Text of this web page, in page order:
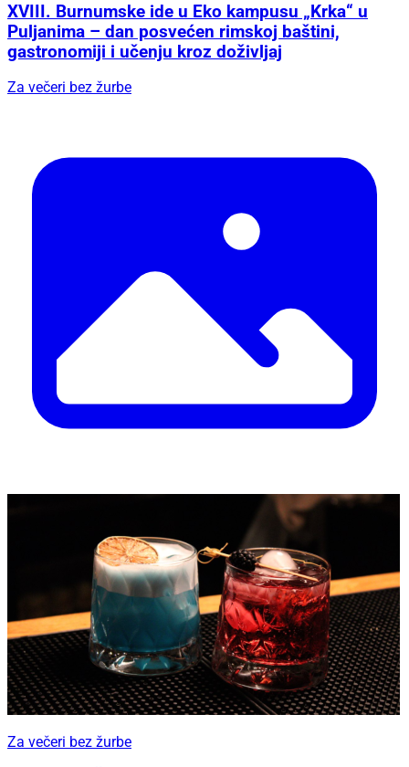
XVIII. Burnumske ide u Eko kampusu „Krka“ u
Puljanima – dan posvećen rimskoj baštini,
gastronomiji i učenju kroz doživljaj
Za večeri bez žurbe
Za večeri bez žurbe